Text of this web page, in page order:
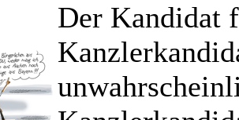
Der Kandidat